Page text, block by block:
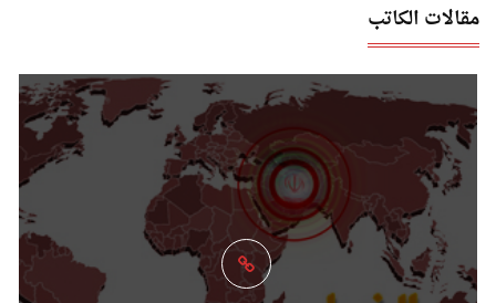
مقالات الكاتب